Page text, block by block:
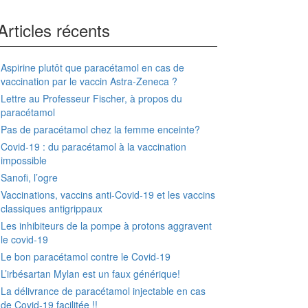
récents
Aspirine plutôt que paracétamol en cas de
vaccination par le vaccin Astra-Zeneca ?
Lettre au Professeur Fischer, à propos du
paracétamol
Pas de paracétamol chez la femme enceinte?
Covid-19 : du paracétamol à la vaccination
impossible
Sanofi, l’ogre
Vaccinations, vaccins anti-Covid-19 et les vaccins
classiques antigrippaux
Les inhibiteurs de la pompe à protons aggravent
le covid-19
Le bon paracétamol contre le Covid-19
L’irbésartan Mylan est un faux générique!
La délivrance de paracétamol injectable en cas
de Covid-19 facilitée !!